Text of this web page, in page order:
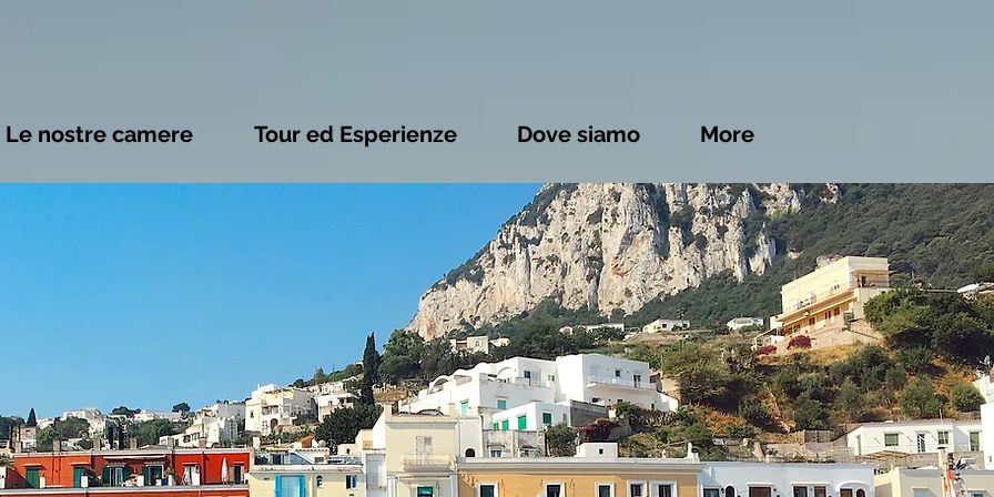
Le nostre camere Tour ed Esperienze Dove siamo More